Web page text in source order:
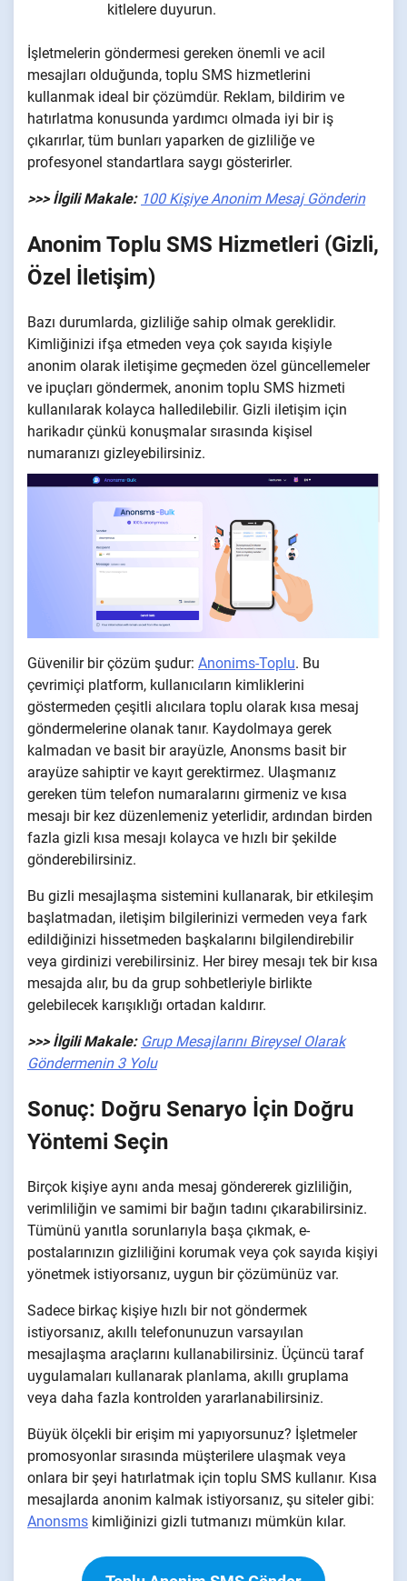
kitlelere duyurun.
İşletmelerin göndermesi gereken önemli ve acil
mesajları olduğunda, toplu SMS hizmetlerini
kullanmak ideal bir çözümdür. Reklam, bildirim ve
hatırlatma konusunda yardımcı olmada iyi bir iş
çıkarırlar, tüm bunları yaparken de gizliliğe ve
profesyonel standartlara saygı gösterirler.
>>> İlgili Makale: 100 Kişiye Anonim Mesaj Gönderin
Anonim Toplu SMS Hizmetleri (Gizli,
Özel İletişim)
Bazı durumlarda, gizliliğe sahip olmak gereklidir.
Kimliğinizi ifşa etmeden veya çok sayıda kişiyle
anonim olarak iletişime geçmeden özel güncellemeler
ve ipuçları göndermek, anonim toplu SMS hizmeti
kullanılarak kolayca halledilebilir. Gizli iletişim için
harikadır çünkü konuşmalar sırasında kişisel
numaranızı gizleyebilirsiniz.
Güvenilir bir çözüm şudur: Anonims-Toplu. Bu
çevrimiçi platform, kullanıcıların kimliklerini
göstermeden çeşitli alıcılara toplu olarak kısa mesaj
göndermelerine olanak tanır. Kaydolmaya gerek
kalmadan ve basit bir arayüzle, Anonsms basit bir
arayüze sahiptir ve kayıt gerektirmez. Ulaşmanız
gereken tüm telefon numaralarını girmeniz ve kısa
mesajı bir kez düzenlemeniz yeterlidir, ardından birden
fazla gizli kısa mesajı kolayca ve hızlı bir şekilde
gönderebilirsiniz.
Bu gizli mesajlaşma sistemini kullanarak, bir etkileşim
başlatmadan, iletişim bilgilerinizi vermeden veya fark
edildiğinizi hissetmeden başkalarını bilgilendirebilir
veya girdinizi verebilirsiniz. Her birey mesajı tek bir kısa
mesajda alır, bu da grup sohbetleriyle birlikte
gelebilecek karışıklığı ortadan kaldırır.
>>> İlgili Makale: Grup Mesajlarını Bireysel Olarak
Göndermenin 3 Yolu
Sonuç: Doğru Senaryo İçin Doğru
Yöntemi Seçin
Birçok kişiye aynı anda mesaj göndererek gizliliğin,
verimliliğin ve samimi bir bağın tadını çıkarabilirsiniz.
Tümünü yanıtla sorunlarıyla başa çıkmak, e-
postalarınızın gizliliğini korumak veya çok sayıda kişiyi
yönetmek istiyorsanız, uygun bir çözümünüz var.
Sadece birkaç kişiye hızlı bir not göndermek
istiyorsanız, akıllı telefonunuzun varsayılan
mesajlaşma araçlarını kullanabilirsiniz. Üçüncü taraf
uygulamaları kullanarak planlama, akıllı gruplama
veya daha fazla kontrolden yararlanabilirsiniz.
Büyük ölçekli bir erişim mi yapıyorsunuz? İşletmeler
promosyonlar sırasında müşterilere ulaşmak veya
onlara bir şeyi hatırlatmak için toplu SMS kullanır. Kısa
mesajlarda anonim kalmak istiyorsanız, şu siteler gibi:
Anonsms kimliğinizi gizli tutmanızı mümkün kılar.